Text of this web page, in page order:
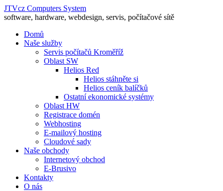
JTVcz Computers System
software, hardware, webdesign, servis, počítačové sítě
Domů
Naše služby
Servis počítačů Kroměříž
Oblast SW
Helios Red
Helios stáhněte si
Helios ceník balíčků
Ostatní ekonomické systémy
Oblast HW
Registrace domén
Webhosting
E-mailový hosting
Cloudové sady
Naše obchody
Internetový obchod
E-Brusivo
Kontakty
O nás